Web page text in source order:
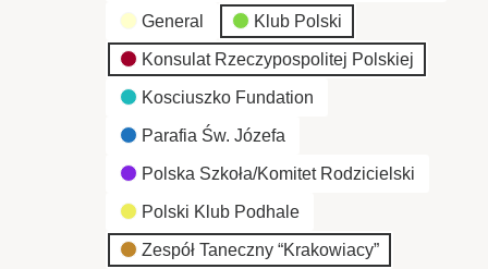
General Klub Polski
Konsulat Rzeczypospolitej Polskiej
Kosciuszko Fundation
Parafia Św. Józefa
Polska Szkoła/Komitet Rodzicielski
Polski Klub Podhale
Zespół Taneczny “Krakowiacy”